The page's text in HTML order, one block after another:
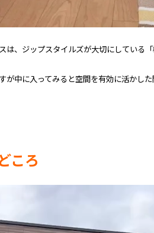
は、ジップスタイルズが大切にしている
が中に入ってみると空間を有効に活かし
ころ